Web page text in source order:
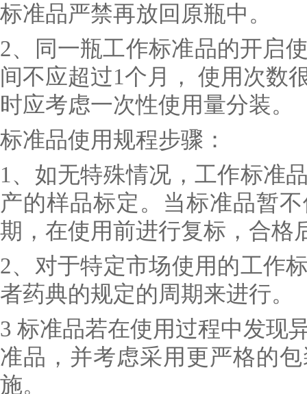
标准品严禁再放回原瓶中。
2、同一瓶工作标准品的开启
间不应超过1个月， 使用次数
时应考虑一次性使用量分装。
标准品使用规程步骤：
1、如无特殊情况，工作标准
产的样品标定。当标准品暂
期，在使用前进行复标，合格
2、对于特定市场使用的工作
者药典的规定的周期来进行。
3 标准品若在使用过程中发现
准品，并考虑采用更严格的
施。